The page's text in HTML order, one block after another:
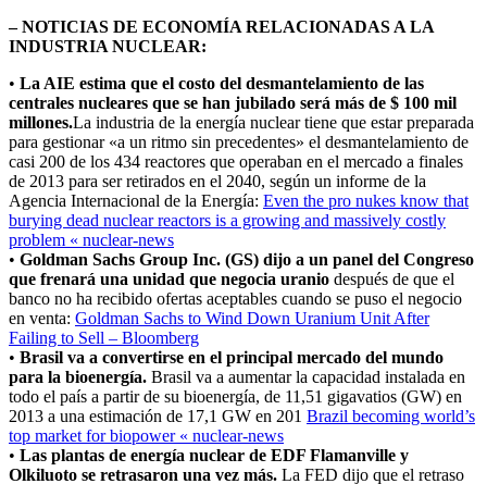
– NOTICIAS DE ECONOMÍA RELACIONADAS A LA
INDUSTRIA NUCLEAR:
• La AIE estima que el costo del desmantelamiento de las
centrales nucleares que se han jubilado será más de $ 100 mil
millones.La industria de la energía nuclear tiene que estar preparada
para gestionar «a un ritmo sin precedentes» el desmantelamiento de
casi 200 de los 434 reactores que operaban en el mercado a finales
de 2013 para ser retirados en el 2040, según un informe de la
Agencia Internacional de la Energía: Even the pro nukes know that
burying dead nuclear reactors is a growing and massively costly
problem « nuclear-news
• Goldman Sachs Group Inc. (GS) dijo a un panel del Congreso
que frenará una unidad que negocia uranio después de que el
banco no ha recibido ofertas aceptables cuando se puso el negocio
en venta: Goldman Sachs to Wind Down Uranium Unit After
Failing to Sell – Bloomberg
• Brasil va a convertirse en el principal mercado del mundo
para la bioenergía. Brasil va a aumentar la capacidad instalada en
todo el país a partir de su bioenergía, de 11,51 gigavatios (GW) en
2013 a una estimación de 17,1 GW en 201 Brazil becoming world’s
top market for biopower « nuclear-news
• Las plantas de energía nuclear de EDF Flamanville y
Olkiluoto se retrasaron una vez más. La FED dijo que el retraso